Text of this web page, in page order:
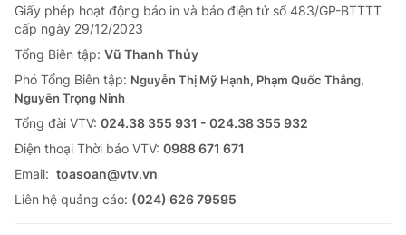
Giấy phép hoạt động báo in và báo điện tử số 483/GP-BTTTT
cấp ngày 29/12/2023
Tổng Biên tập: Vũ Thanh Thủy
Phó Tổng Biên tập: Nguyễn Thị Mỹ Hạnh, Phạm Quốc Thắng,
Nguyễn Trọng Ninh
Tổng đài VTV: 024.38 355 931 - 024.38 355 932
Ðiện thoại Thời báo VTV: 0988 671 671
Email: toasoan@vtv.vn
Liên hệ quảng cáo: (024) 626 79595